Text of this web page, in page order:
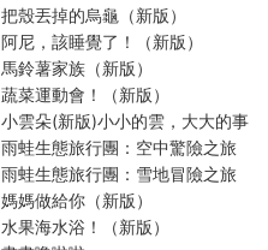
把殼丟掉的烏龜（新版）
阿尼，該睡覺了！（新版）
馬鈴薯家族（新版）
蔬菜運動會！（新版）
小雲朵(新版)小小的雲，大大的事
雨蛙生態旅行團：空中驚險之旅
雨蛙生態旅行團：雪地冒險之旅
媽媽做給你（新版）
水果海水浴！（新版）